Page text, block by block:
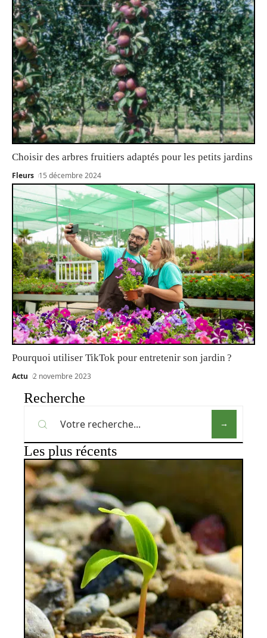
Choisir des arbres fruitiers adaptés pour les petits jardins
Fleurs 15 décembre 2024
Pourquoi utiliser TikTok pour entretenir son jardin ?
Actu 2 novembre 2023
Recherche
Les plus récents